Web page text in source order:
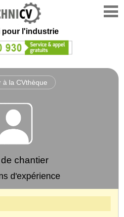
pour l'industrie
à la CVthèque
chantier
d'expérience